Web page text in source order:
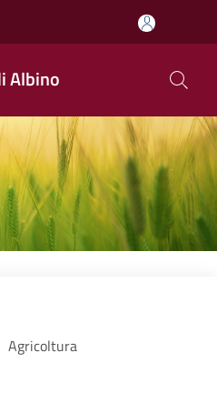
Albino
Agricoltura